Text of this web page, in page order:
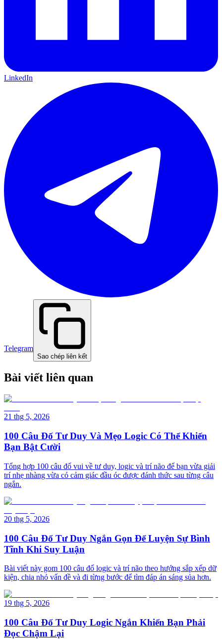
LinkedIn
Telegram
Sao chép liên kết
Bài viết liên quan
21 thg 5, 2026
100 Câu Đố Tư Duy Và Mẹo Logic Có Thể Khiến
Bạn Bật Cười
Tổng hợp 100 câu đố vui về tư duy, logic và trí não để bạn vừa giải
trí nhẹ nhàng vừa có cảm giác đầu óc được đánh thức sau từng câu
ngắn.
20 thg 5, 2026
100 Câu Đố Tư Duy Ngắn Gọn Để Luyện Sự Bình
Tĩnh Khi Suy Luận
Bài viết này gom 100 câu đố logic và trí não theo hướng sắp xếp dữ
kiện, chia nhỏ vấn đề và đi từng bước để tìm đáp án sáng sủa hơn.
19 thg 5, 2026
100 Câu Đố Tư Duy Logic Ngắn Khiến Bạn Phải
Đọc Chậm Lại